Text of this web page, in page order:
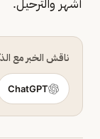
أشهر والترحيل.
ناقش الخبر مع
ChatGPT